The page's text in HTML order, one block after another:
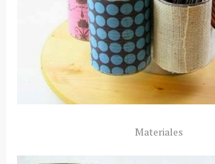
Materiales